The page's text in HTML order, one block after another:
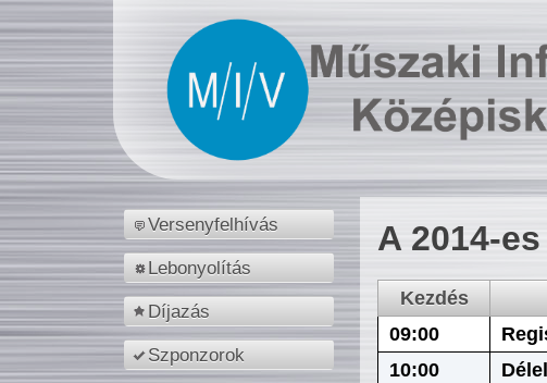
Versenyfelhívás
Lebonyolítás
Díjazás
Szponzorok
A 2014-
Kezdés
09:00
10:00